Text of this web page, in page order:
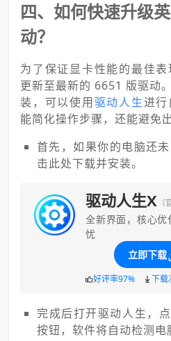
四、如何快速升级
动？
为了保证显卡性能的最佳
更新至最新的 6651 版驱动
装，可以使用驱动人生进
能简化操作步骤，还能避免
首先，如果你的电脑还
击此处下载并安装。
驱动人生X （
全新界面，核心
忧
立即下载
好评率97% 下载
完成后打开驱动人生，
按钮，软件将自动检测电